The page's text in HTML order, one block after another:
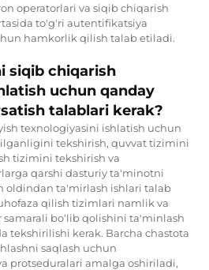
operatorlari va siqib chiqarish
to'g'ri autentifikatsiya
hamkorlik qilish talab etiladi.
siqib chiqarish
uchun qanday
talablari kerak?
texnologiyasini ishlatish uchun
tekshirish, quvvat tizimini
tizimini tekshirish va
qarshi dasturiy ta'minotni
oldindan ta'mirlash ishlari talab
qilish tizimlari namlik va
samarali bo‘lib qolishini ta'minlash
tekshirilishi kerak. Barcha chastota
saqlash uchun
protseduralari amalga oshiriladi,